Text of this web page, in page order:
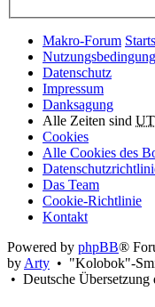
Makro-Forum
Datenschutz
Impressum
Danksagung
Alle Zeiten sind
Cookies
Alle Cookies des
Das Team
Cookie-Richtlinie
Kontakt
Powered by phpBB®
by Arty • "Kolobok"-
• Deutsche Übersetzung